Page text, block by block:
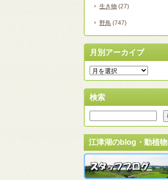
生き物 (27)
野鳥 (747)
月別アーカイブ
検索
江津湖のblog・動植物